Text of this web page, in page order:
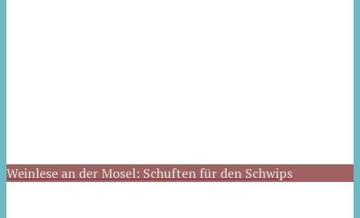
Weinlese an der Mosel: Schuften für den Schwips